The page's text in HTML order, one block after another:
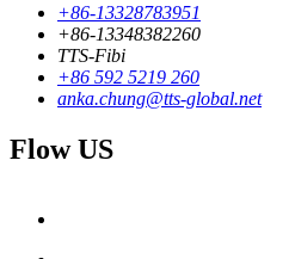
+86-13328783951
+86-13348382260
TTS-Fibi
+86 592 5219 260
anka.chung@tts-global.net
Flow US